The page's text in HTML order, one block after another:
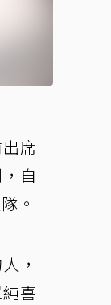
席
自
。
，
喜